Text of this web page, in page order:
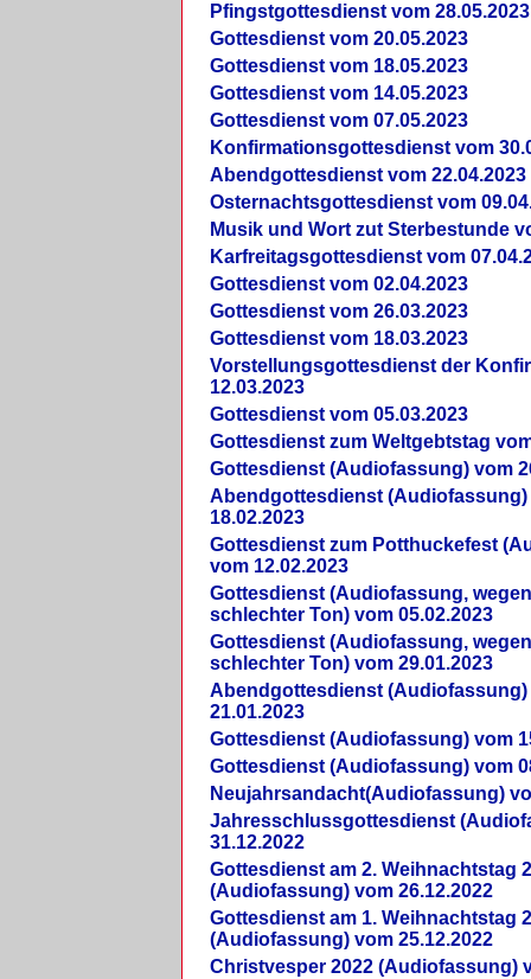
Pfingstgottesdienst vom 28.05.2023
Gottesdienst vom 20.05.2023
Gottesdienst vom 18.05.2023
Gottesdienst vom 14.05.2023
Gottesdienst vom 07.05.2023
Konfirmationsgottesdienst vom
Abendgottesdienst vom 22.04.2023
Osternachtsgottesdienst vom
Musik und Wort zut Sterbestunde
Karfreitagsgottesdienst vom
Gottesdienst vom 02.04.2023
Gottesdienst vom 26.03.2023
Gottesdienst vom 18.03.2023
Vorstellungsgottesdienst der
12.03.2023
Gottesdienst vom 05.03.2023
Gottesdienst zum Weltgebtstag
Gottesdienst (Audiofassung) vom
Abendgottesdienst (Audiofassung)
18.02.2023
Gottesdienst zum Potthuckefest
vom 12.02.2023
Gottesdienst (Audiofassung,
schlechter Ton) vom 05.02.2023
Gottesdienst (Audiofassung,
schlechter Ton) vom 29.01.2023
Abendgottesdienst (Audiofassung)
21.01.2023
Gottesdienst (Audiofassung) vom
Gottesdienst (Audiofassung) vom
Neujahrsandacht(Audiofassung)
Jahresschlussgottesdienst
31.12.2022
Gottesdienst am 2. Weihnachtstag
(Audiofassung) vom 26.12.2022
Gottesdienst am 1. Weihnachtstag
(Audiofassung) vom 25.12.2022
Christvesper 2022 (Audiofassung)